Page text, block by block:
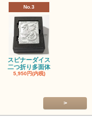
No.3
スピナーダイス
二つ折り多面体
5,950円(内税)
>